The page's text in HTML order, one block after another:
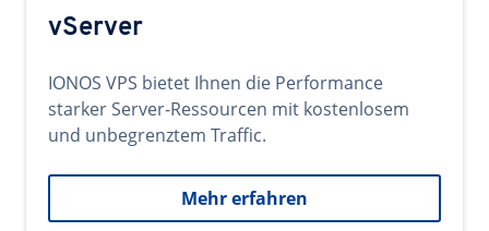
vServer
IONOS VPS bietet Ihnen die Performance
starker Server-Ressourcen mit kostenlosem
und unbegrenztem Traffic.
Mehr erfahren